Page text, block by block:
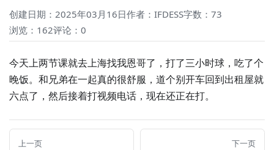
创建日期：2025年03月16日作者：IFDESS字数：73
浏览：162评论：0
今天上两节课就去上海找我恩哥了，打了三小时球，吃了个
晚饭。和兄弟在一起真的很舒服，道个别开车回到出租屋就
六点了，然后接着打视频电话，现在还正在打。
上一页 下一页